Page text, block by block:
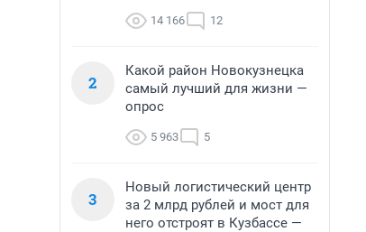
14 166 12
2
Какой район Новокузнецка
самый лучший для жизни —
опрос
5 963 5
3
Новый логистический центр
за 2 млрд рублей и мост для
него отстроят в Кузбассе —